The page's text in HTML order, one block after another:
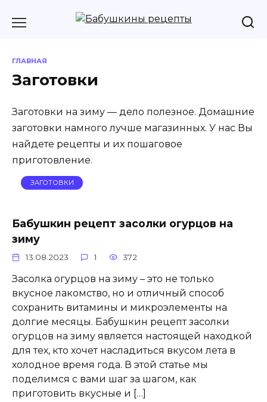
ГЛАВНАЯ
Заготовки
Заготовки на зиму — дело полезное. Домашние
заготовки намного лучше магазинных. У нас Вы
найдете рецепты и их пошаговое
приготовление.
ЗАГОТОВКИ
Бабушкин рецепт засолки огурцов на
зиму
13.08.2023 1 372
Засолка огурцов на зиму – это не только
вкусное лакомство, но и отличный способ
сохранить витамины и микроэлементы на
долгие месяцы. Бабушкин рецепт засолки
огурцов на зиму является настоящей находкой
для тех, кто хочет насладиться вкусом лета в
холодное время года. В этой статье мы
поделимся с вами шаг за шагом, как
приготовить вкусные и […]